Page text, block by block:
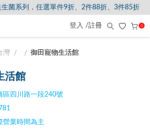
生菌系列，任選單件9折、2件88折、3件85折
登入 /註冊 0
灣 御田寵物生活館
活館
區四川路一段240號
營業時間為主